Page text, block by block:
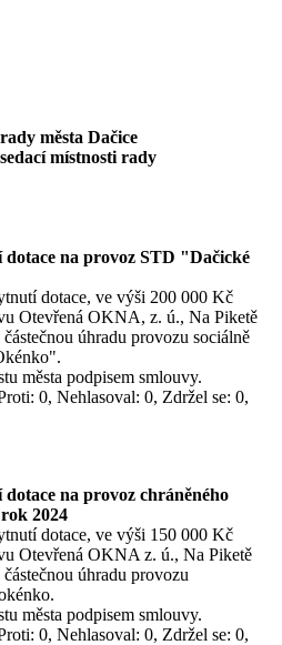
města Dačice
místnosti rady
dotace na provoz STD "Dačické
dotace, ve výši 200 000 Kč
Otevřená OKNA, z. ú., Na Piketě
úhradu provozu sociálně
města podpisem smlouvy.
0, Nehlasoval: 0, Zdržel se: 0,
na provoz chráněného
2024
dotace, ve výši 150 000 Kč
Otevřená OKNA z. ú., Na Piketě
úhradu provozu
města podpisem smlouvy.
0, Nehlasoval: 0, Zdržel se: 0,